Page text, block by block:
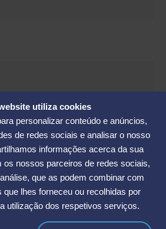
utiliza cookies
personalizar conteúdo e anúncios,
de redes sociais e analisar o nosso
informações acerca da sua
os nossos parceiros de redes sociais,
que as podem combinar com
que lhes forneceu ou recolhidas por
utilização dos respetivos serviços.
- Florianópolis | Telefones: (48) 3234-2986
3233-5370. | E-mail:elase@elase.com.br
Hering, 70, Barra da Lagoa - Florianópolis |
| E-mail:sedepraia@elase.com.br